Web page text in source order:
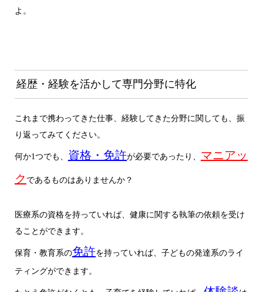
よ。
経歴・経験を活かして専門分野に特化
これまで携わってきた仕事、経験してきた分野に関しても、振
り返ってみてください。
何か1つでも、 資格・免許が必要であったり、 マニアッ
ク であるものはありませんか？
医療系の資格を持っていれば、健康に関する執筆の依頼を受け
ることができます。
保育・教育系の免許を持っていれば、子どもの発達系のライ
ティングができます。